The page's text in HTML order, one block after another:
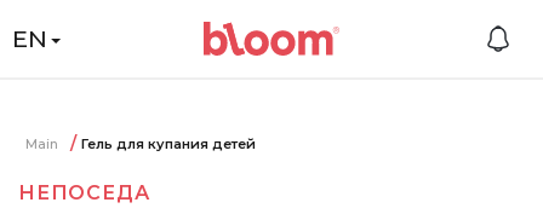
EN
Main Гель для купания детей
НЕПОСЕДА